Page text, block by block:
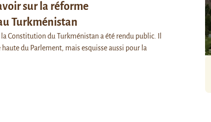
sur la réforme
Turkménistan
Constitution du Turkménistan a été rendu public. Il
du Parlement, mais esquisse aussi pour la